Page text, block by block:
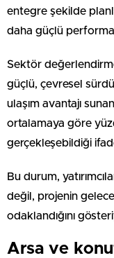
entegre şekilde
daha güçlü
Sektör
güçlü, çevresel
ulaşım avantajı
ortalamaya göre
gerçekleşebildiği
Bu durum,
değil, projenin
odaklandığını
Arsa ve